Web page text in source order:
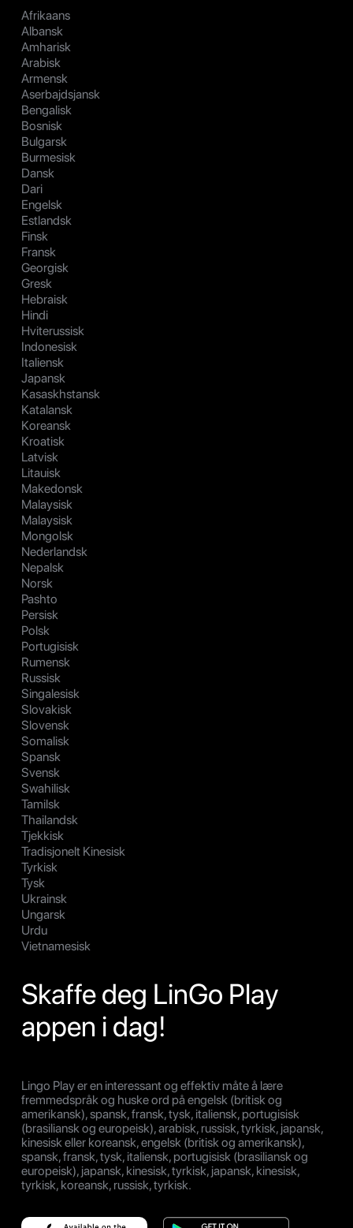
Afrikaans
Albansk
Amharisk
Arabisk
Armensk
Aserbajdsjansk
Bengalisk
Bosnisk
Bulgarsk
Burmesisk
Dansk
Dari
Engelsk
Estlandsk
Finsk
Fransk
Georgisk
Gresk
Hebraisk
Hindi
Hviterussisk
Indonesisk
Italiensk
Japansk
Kasaskhstansk
Katalansk
Koreansk
Kroatisk
Latvisk
Litauisk
Makedonsk
Malaysisk
Malaysisk
Mongolsk
Nederlandsk
Nepalsk
Norsk
Pashto
Persisk
Polsk
Portugisisk
Rumensk
Russisk
Singalesisk
Slovakisk
Slovensk
Somalisk
Spansk
Svensk
Swahilisk
Tamilsk
Thailandsk
Tjekkisk
Tradisjonelt Kinesisk
Tyrkisk
Tysk
Ukrainsk
Ungarsk
Urdu
Vietnamesisk
Skaffe deg LinGo Play
appen i dag!
Lingo Play er en interessant og effektiv måte å lære
fremmedspråk og huske ord på engelsk (britisk og
amerikansk), spansk, fransk, tysk, italiensk, portugisisk
(brasiliansk og europeisk), arabisk, russisk, tyrkisk, japansk,
kinesisk eller koreansk, engelsk (britisk og amerikansk),
spansk, fransk, tysk, italiensk, portugisisk (brasiliansk og
europeisk), japansk, kinesisk, tyrkisk, japansk, kinesisk,
tyrkisk, koreansk, russisk, tyrkisk.